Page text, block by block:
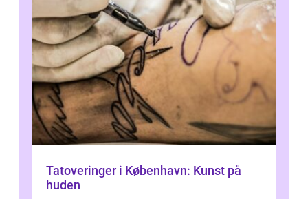
Tatoveringer i København: Kunst på
huden